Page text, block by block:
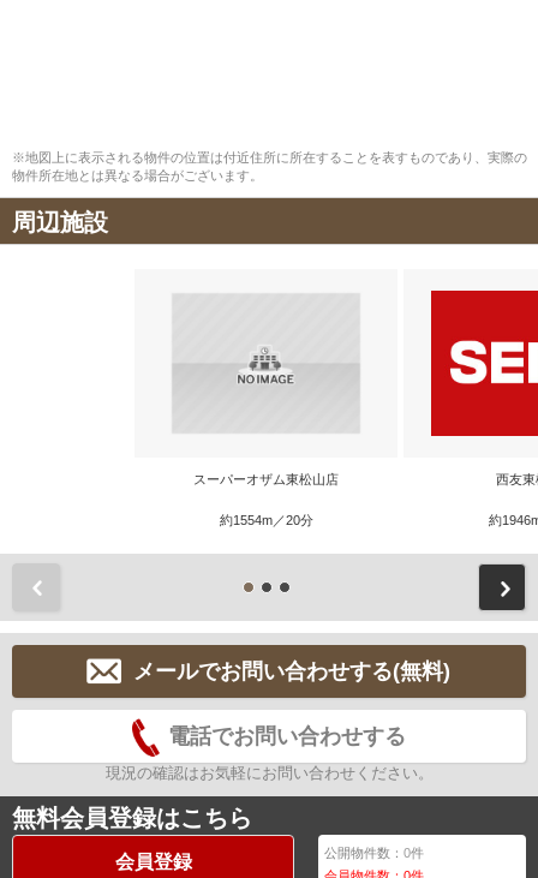
※地図上に表示される物件の位置は付近住所に所在することを表すものであり、実際の
物件所在地とは異なる場合がございます。
周辺施設
スーパーオザム東松山店
約1554m／20分
西友東
約
メールでお問い合わせする(無料)
電話でお問い合わせする
現況の確認はお気軽にお問い合わせください。
無料会員登録はこちら
会員登録 公開物件数：0件